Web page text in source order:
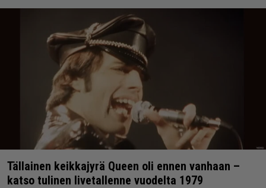
Tällainen keikkajyrä Queen oli ennen vanhaan –
katso tulinen livetallenne vuodelta 1979